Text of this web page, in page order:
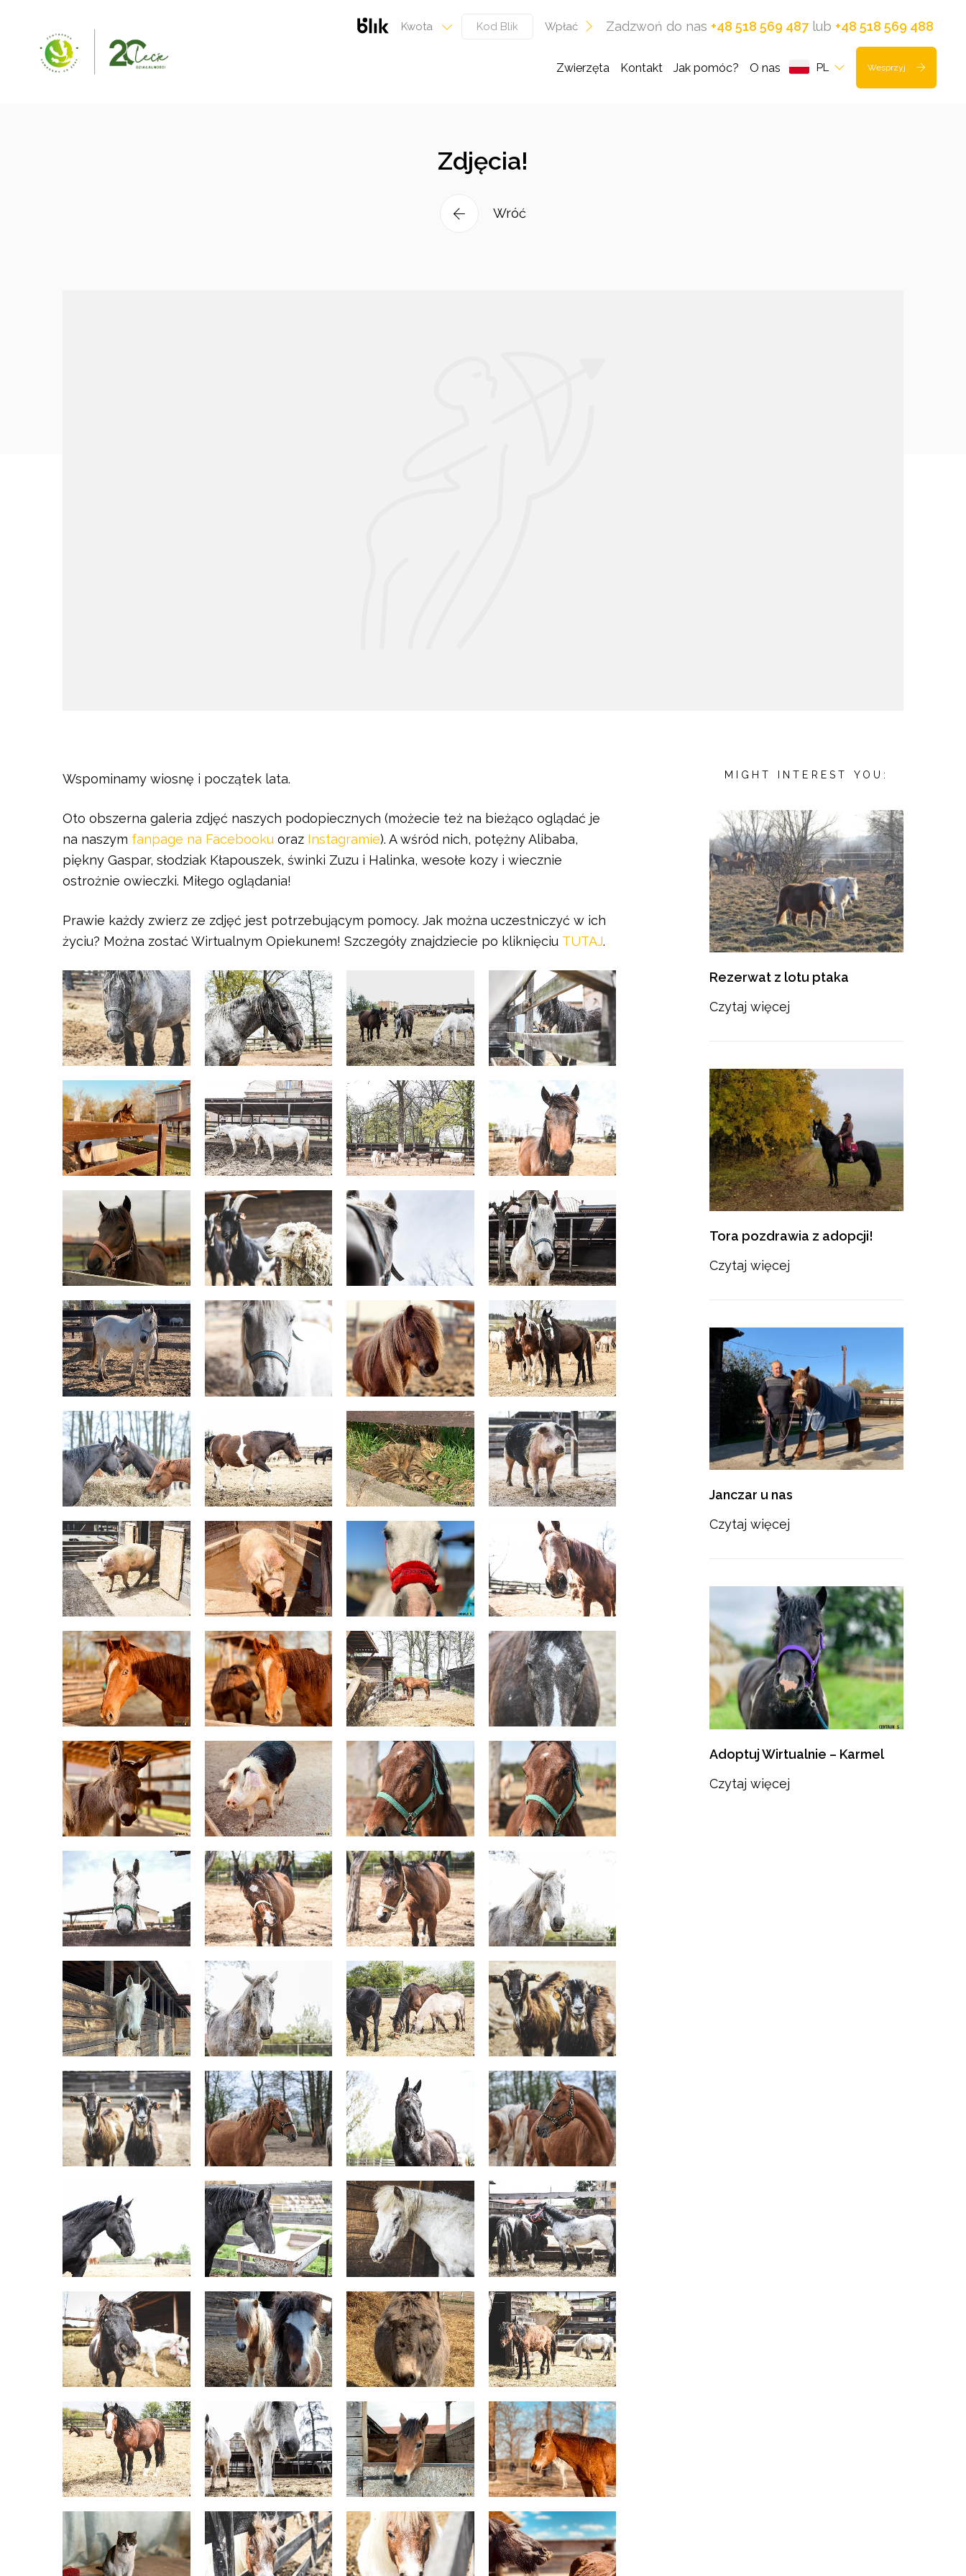
Kwota Wpłać Zadzwoń do nas +48 518 569 487lub +48 518 569 488
Zwierzęta Kontakt Jak pomóc? O nas PL Wesprzyj
Zdjęcia!
Wróć
Wspominamy wiosnę i początek lata.
Oto obszerna galeria zdjęć naszych podopiecznych (możecie też na bieżąco oglądać je
na naszym fanpage na Facebooku oraz Instagramie). A wśród nich, potężny Alibaba,
piękny Gaspar, słodziak Kłapouszek, świnki Zuzu i Halinka, wesołe kozy i wiecznie
ostrożnie owieczki. Miłego oglądania!
Prawie każdy zwierz ze zdjęć jest potrzebującym pomocy. Jak można uczestniczyć w ich
życiu? Można zostać Wirtualnym Opiekunem! Szczegóły znajdziecie po kliknięciu TUTAJ.
MIGHT INTEREST YOU:
Rezerwat z lotu ptaka
Czytaj więcej
Tora pozdrawia z adopcji!
Czytaj więcej
Janczar u nas
Czytaj więcej
Adoptuj Wirtualnie – Karmel
Czytaj więcej